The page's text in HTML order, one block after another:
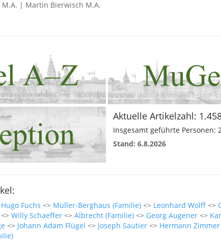
| Martin Bierwisch M.A.
Aktuelle Artikelzahl:
Insgesamt geführte Personen:
Stand: 6.8.2026
Hugo Fuchs <> Müller-Berghaus (Familie) <> Leonhard Wolff <>
<> Willy Schaeffer <> Albrecht (Familie) <> Georg Augener <>
<> Johann Adam Flügel <> Joseph Sautier <> Hermann Zimmer